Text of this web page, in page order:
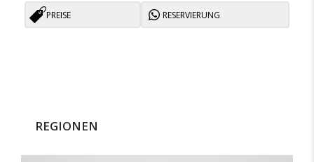
PREISE RESERVIERUNG
REGIONEN